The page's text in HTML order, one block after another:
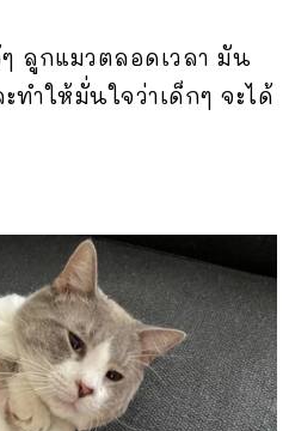
ลูกแมวตลอดเวลา มัน
ทำให้มั่นใจว่าเด็กๆ จะได้